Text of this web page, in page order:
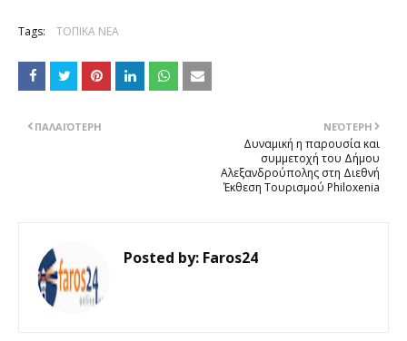
Tags: ΤΟΠΙΚΑ ΝΕΑ
ΝΕΌΤΕΡΗ
Δυναμική η παρουσία και
συμμετοχή του Δήμου
Αλεξανδρούπολης στη Διεθνή
Έκθεση Τουρισμού Philoxenia
ΠΑΛΑΙΌΤΕΡΗ
Posted by: Faros24